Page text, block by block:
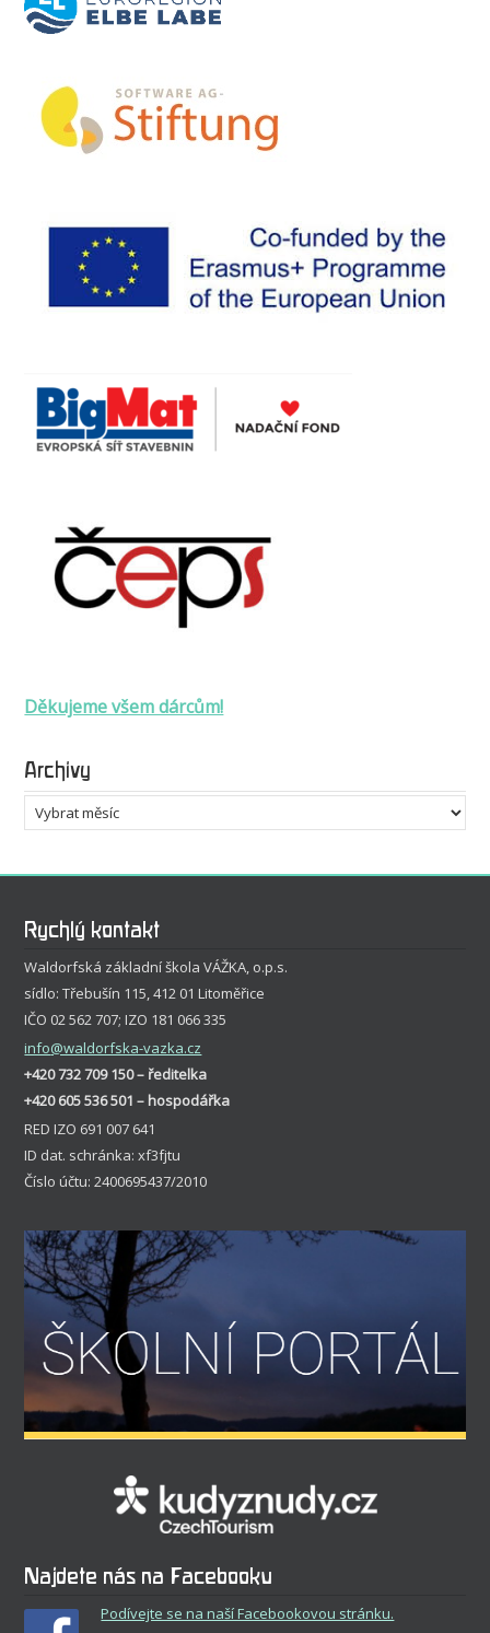
Děkujeme všem dárcům!
Archivy
Archivy
Rychlý kontakt
Waldorfská základní škola VÁŽKA, o.p.s.
sídlo: Třebušín 115, 412 01 Litoměřice
IČO 02 562 707; IZO 181 066 335
info@waldorfska-vazka.cz
+420 732 709 150 – ředitelka
+420 605 536 501 – hospodářka
RED IZO 691 007 641
ID dat. schránka: xf3fjtu
Číslo účtu: 2400695437/2010
Najdete nás na Facebooku
Podívejte se na naší Facebookovou stránku.